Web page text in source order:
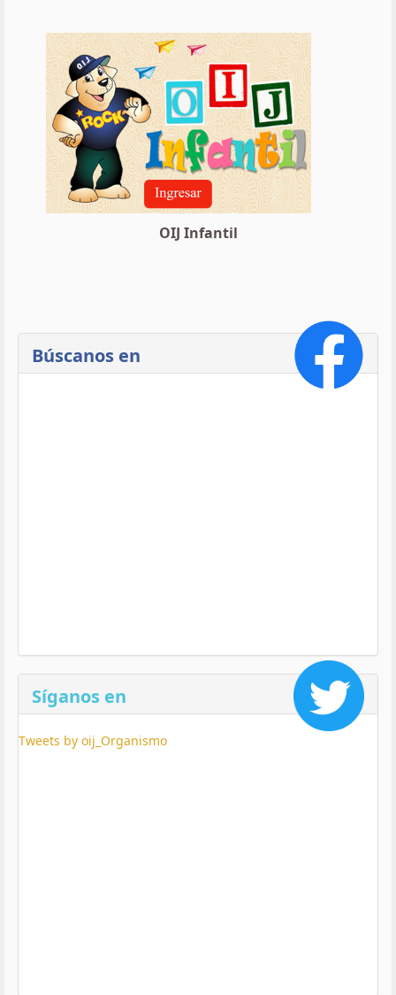
OIJ Infantil
Búscanos en
Síganos en
Tweets by oij_Organismo